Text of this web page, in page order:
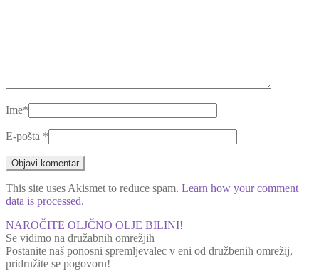
Ime*
E-pošta *
This site uses Akismet to reduce spam. Learn how your comment
data is processed.
NAROČITE OLJČNO OLJE BILINI!
Se vidimo na družabnih omrežjih
Postanite naš ponosni spremljevalec v eni od družbenih omrežij,
pridružite se pogovoru!